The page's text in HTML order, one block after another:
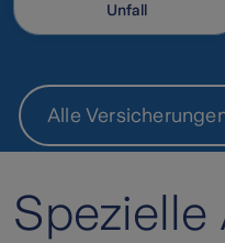
Unfall
Alle
Spezielle